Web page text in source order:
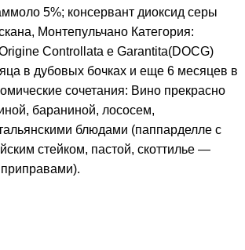
5%; консервант диоксид серы
Монтепульчано Категория:
Controllata e Garantita(DOCG)
в дубовых бочках и еще 6 месяцев в
сочетания: Вино прекрасно
бараниной, лососем,
блюдами (паппарделле с
стейком, пастой, скоттилье —